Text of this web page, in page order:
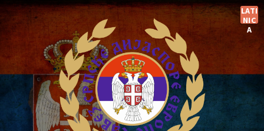
Skip
to
content
Skip
to
main
navigation
Skip
to
footer
LATI
NIC
A